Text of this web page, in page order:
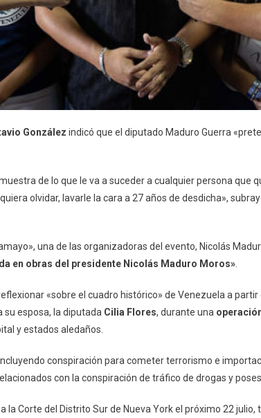
González indicó que el diputado Maduro Guerra
de lo que le va a suceder a cualquier persona que
olvidar, lavarle la cara a 27 años de desdicha»,
una de las organizadoras del evento, Nicolás
en obras del presidente Nicolás Maduro Moros»
«sobre el cuadro histórico» de Venezuela a
su esposa, la diputada Cilia Flores, durante una
y estados aledaños.
conspiración para cometer terrorismo e
con la conspiración de tráfico de drogas y
la Corte del Distrito Sur de Nueva York el próximo 22